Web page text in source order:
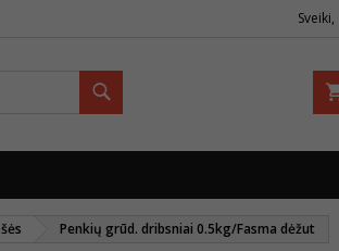
Sveiki,
Penkių grūd. dribsniai 0.5kg/Fasma dėžut